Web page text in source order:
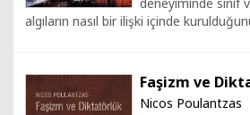
algıların nasıl bir ilişki içinde
Faşizm ve
Nicos Poulantzas